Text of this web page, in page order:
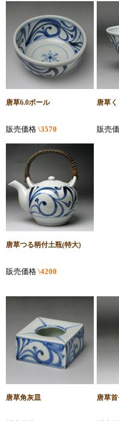
唐草6.0ボール
販売価格 \3570
唐草
販売
唐草つる柄付土瓶(特大)
販売価格 \4200
唐草角灰皿 唐草